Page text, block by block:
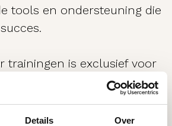
Details Over
tools en ondersteuning die
trainingen is exclusief voor
of African Beauty. Ben je
Neem contact met ons op